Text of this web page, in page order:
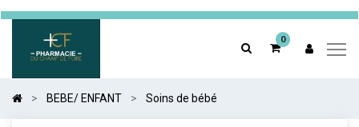
0
BEBE/ ENFANT Soins de bébé